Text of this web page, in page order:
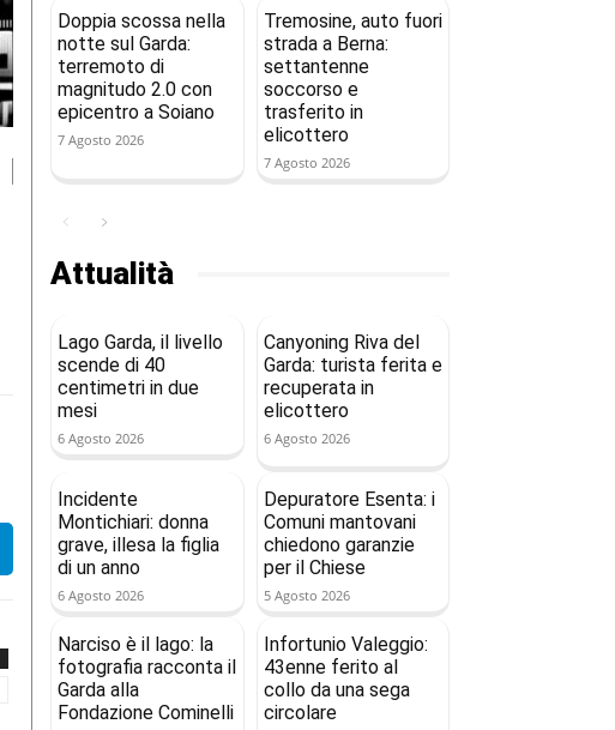
Doppia scossa nella
notte sul Garda:
terremoto di
magnitudo 2.0 con
epicentro a Soiano
7 Agosto 2026
Tremosine, auto fuori
strada a Berna:
settantenne
soccorso e
trasferito in
elicottero
7 Agosto 2026
Attualità
Lago Garda, il livello
scende di 40
centimetri in due
mesi
6 Agosto 2026
Canyoning Riva del
Garda: turista ferita e
recuperata in
elicottero
6 Agosto 2026
Incidente
Montichiari: donna
grave, illesa la figlia
di un anno
6 Agosto 2026
Depuratore Esenta: i
Comuni mantovani
chiedono garanzie
per il Chiese
5 Agosto 2026
Narciso è il lago: la
fotografia racconta il
Garda alla
Fondazione Cominelli
Infortunio Valeggio:
43enne ferito al
collo da una sega
circolare